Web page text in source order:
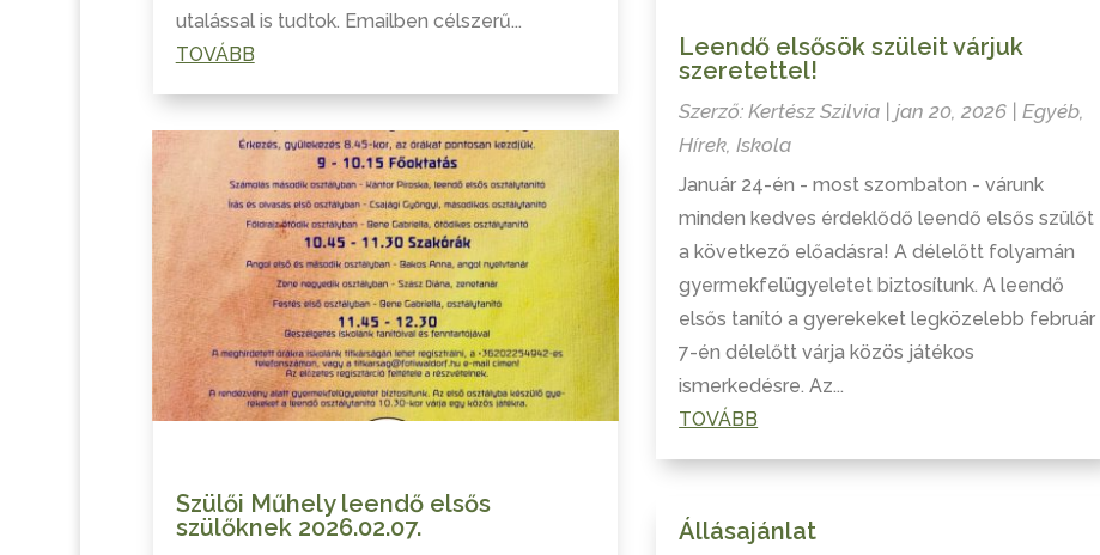
utalással is tudtok. Emailben célszerű...
TOVÁBB
Szülői Műhely leendő elsős
szülőknek 2026.02.07.
Leendő elsősök szüleit várjuk
szeretettel!
Szerző:Kertész Szilvia |jan 20, 2026 |Egyéb
Hírek ,Iskola
Január 24-én - most szombaton - várunk
minden kedves érdeklődő leendő elsős szülőt
a következő előadásra! A délelőtt folyamán
gyermekfelügyeletet biztosítunk. A leendő
elsős tanító a gyerekeket legközelebb február
7-én délelőtt várja közös játékos
ismerkedésre. Az...
TOVÁBB
Állásajánlat